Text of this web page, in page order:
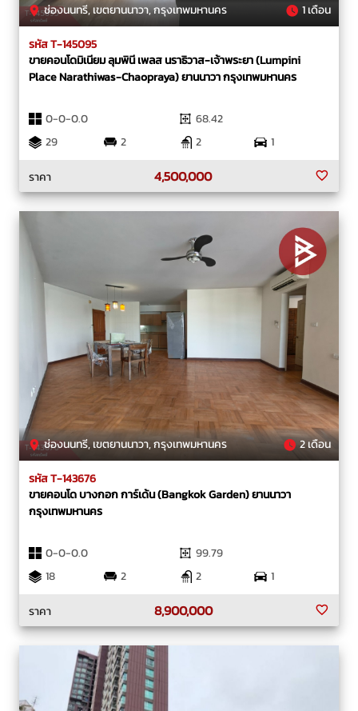
ช่องนนทรี, เขตยานนาวา, กรุงเทพมหานคร 1 เดือน
รหัส T-145095
ขายคอนโดมิเนียม ลุมพินี เพลส นราธิวาส-เจ้าพระยา (Lumpini
Place Narathiwas-Chaopraya) ยานนาวา กรุงเทพมหานคร
0-0-0.0
68.42
29
2 2
1
ราคา
4,500,000
ช่องนนทรี, เขตยานนาวา, กรุงเทพมหานคร 2 เดือน
รหัส T-143676
ขายคอนโด บางกอก การ์เด้น (Bangkok Garden) ยานนาวา
กรุงเทพมหานคร
0-0-0.0
99.79
18
2 2
1
ราคา
8,900,000